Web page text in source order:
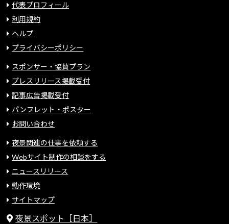
代表プロフィール
利用規約
ヘルプ
プライバシーポリシー
スポンサー・協賛プラン
プレスリリース掲載受付
記事広告掲載受付
パンフレット・ポスター
お問い合わせ
夜景関連の仕事を依頼する
Webサイト制作の相談をする
ニュースリリース
動作環境
サイトマップ
夜景スポット［日本］